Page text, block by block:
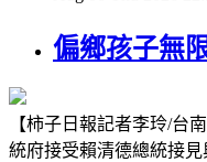
偏鄉孩子無
【柿子日報記者李玲/台
統府接受賴清德總統接